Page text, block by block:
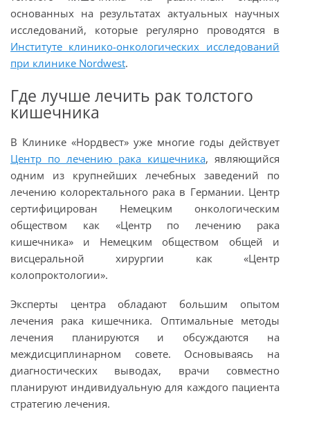
основанных на результатах актуальных научных
исследований, которые регулярно проводятся в
Институте клинико-онкологических исследований
при клинике Nordwest.
Где лучше лечить рак толстого
кишечника
В Клинике «Нордвест» уже многие годы действует
Центр по лечению рака кишечника, являющийся
одним из крупнейших лечебных заведений по
лечению колоректального рака в Германии. Центр
сертифицирован Немецким онкологическим
обществом как «Центр по лечению рака
кишечника» и Немецким обществом общей и
висцеральной хирургии как «Центр
колопроктологии».
Эксперты центра обладают большим опытом
лечения рака кишечника. Оптимальные методы
лечения планируются и обсуждаются на
междисциплинарном совете. Основываясь на
диагностических выводах, врачи совместно
планируют индивидуальную для каждого пациента
стратегию лечения.